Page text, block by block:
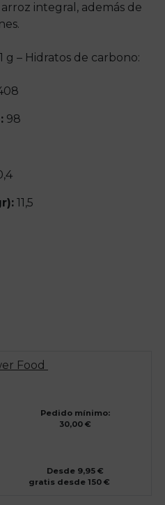
integral, además de
g – Hidratos de carbono:
98
11,5
Food
Pedido mínimo:
30,00 €
Desde 9,95 €
gratis desde 150 €